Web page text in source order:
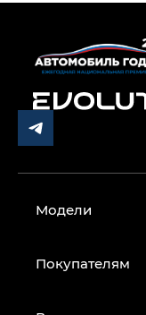
Модели
Покупателям